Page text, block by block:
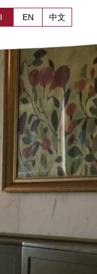
EN 中文